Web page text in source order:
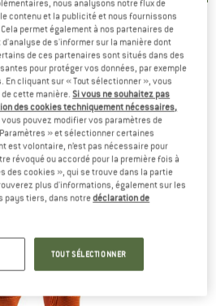
Energy Accumulator 4.0
de ski
nous analysons notre flux de
contenu et la publicité et nous fournissons
permet également à nos partenaires de
de s'informer sur la manière dont
de ces partenaires sont situés dans des
pour protéger vos données, par exemple
cliquant sur « Tout sélectionner », vous
de cette manière.Si vous ne souhaitez pas
des cookies techniquement nécessaires,
vous pouvez modifier vos paramètres de
» et sélectionner certaines
est volontaire, n’est pas nécessaire pour
révoqué ou accordé pour la première fois à
des cookies », qui se trouve dans la partie
plus d'informations, également sur les
pays tiers, dans notredéclaration de
TOUT SÉLECTIONNER